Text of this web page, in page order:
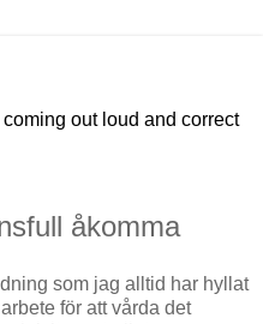
out loud and correct
åkomma
som jag alltid har hyllat
för att vårda det